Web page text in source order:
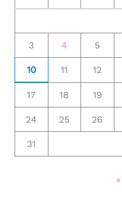
3 4 5
10 11 12
17 18 19
24 25 26
31